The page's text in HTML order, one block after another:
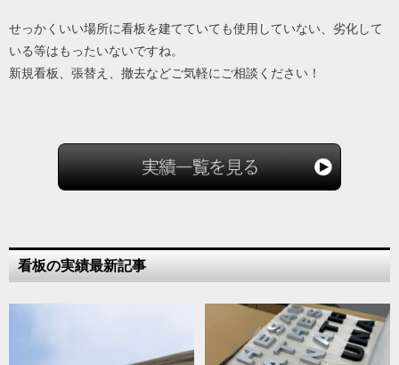
せっかくいい場所に看板を建てていても使用していない、劣化して
いる等はもったいないですね。
新規看板、張替え、撤去などご気軽にご相談ください！
看板の実績最新記事